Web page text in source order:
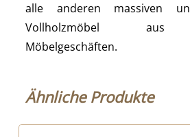
alle anderen massiven
Vollholzmöbel aus
Möbelgeschäften.
Ähnliche Produkte